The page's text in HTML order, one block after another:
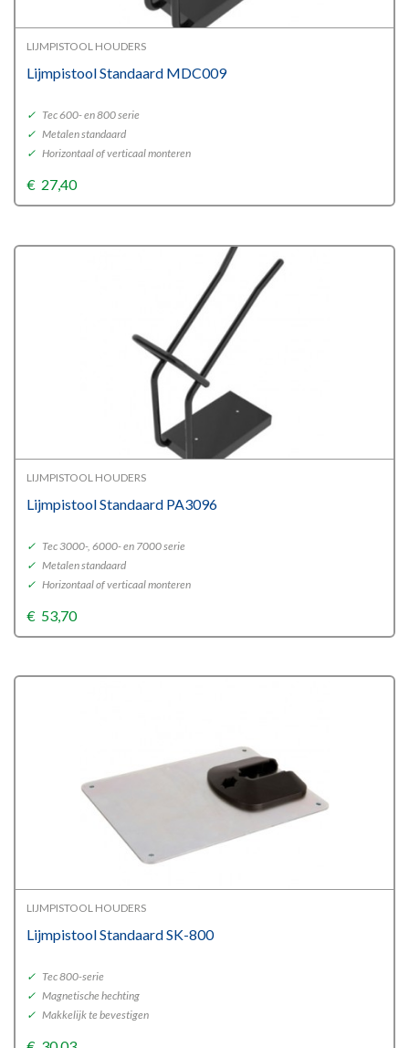
LIJMPISTOOL HOUDERS
Lijmpistool Standaard MDC009
✓ Tec 600- en 800 serie
✓ Metalen standaard
✓ Horizontaal of verticaal monteren
€ 27,40
LIJMPISTOOL HOUDERS
Lijmpistool Standaard PA3096
✓ Tec 3000-, 6000- en 7000 serie
✓ Metalen standaard
✓ Horizontaal of verticaal monteren
€ 53,70
LIJMPISTOOL HOUDERS
Lijmpistool Standaard SK-800
✓ Tec 800-serie
✓ Magnetische hechting
✓ Makkelijk te bevestigen